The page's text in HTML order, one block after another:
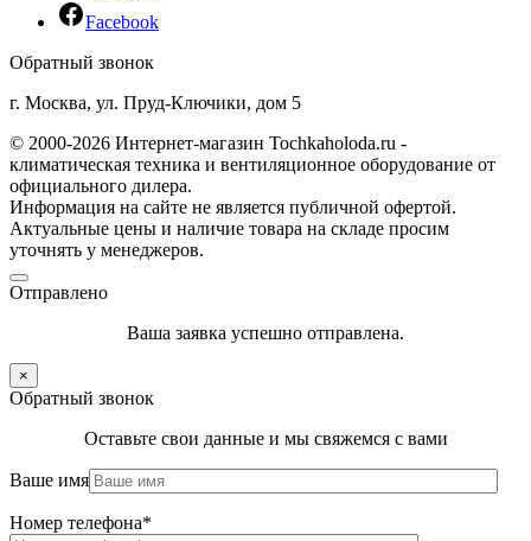
Facebook
Обратный звонок
г. Москва, ул. Пруд-Ключики, дом 5
© 2000-2026 Интернет-магазин Tochkaholoda.ru -
климатическая техника и вентиляционное оборудование от
официального дилера.
Информация на сайте не является публичной офертой.
Актуальные цены и наличие товара на складе просим
уточнять у менеджеров.
Отправлено
Ваша заявка успешно отправлена.
×
Обратный звонок
Оставьте свои данные и мы свяжемся с вами
Ваше имя
Номер телефона*